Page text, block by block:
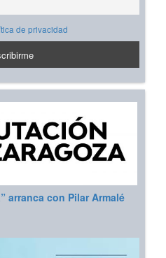
de privacidad
arranca con Pilar Armalé